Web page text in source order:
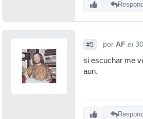
#5 por AF el
si escuchar me
aun.